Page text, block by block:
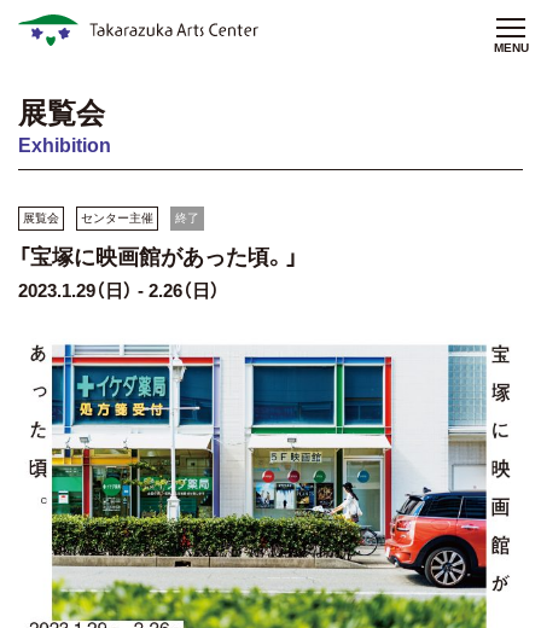
MENU
展覧会
Exhibition
展覧会 センター主催 終了
「宝塚に映画館があった頃。」
2023.1.29（日） - 2.26（日）